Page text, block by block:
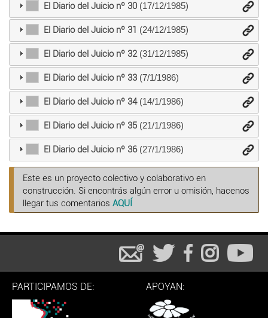
El Diario del Juicio nº 30(17/12/1985)
El Diario del Juicio nº 31 (24/12/1985)
El Diario del Juicio nº 32(31/12/1985)
El Diario del Juicio nº 33(7/1/1986)
El Diario del Juicio nº 34(14/1/1986)
El Diario del Juicio nº 35(21/1/1986)
El Diario del Juicio nº 36(27/1/1986)
Este es un proyecto colectivo y colaborativo en
construcción. Si encontrás algún error u omisión, hacenos
llegar tus comentarios AQUÍ
PARTICIPAMOS DE: APOYAN: